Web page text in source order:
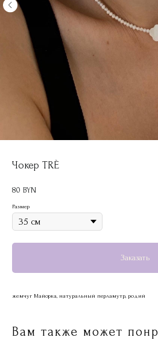
Чокер TRÈ
80 BYN
Размер
Заказать
жемчуг Майорка, натуральный перламутр, родий
Вам также может